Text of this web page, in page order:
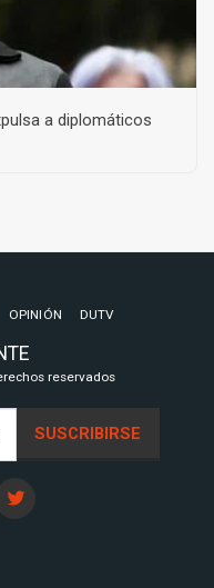
a diplomáticos
reservados
OPINIÓN DUTV
SUSCRIBIRSE